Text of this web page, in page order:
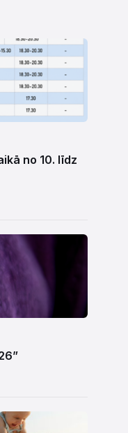
no 10. līdz